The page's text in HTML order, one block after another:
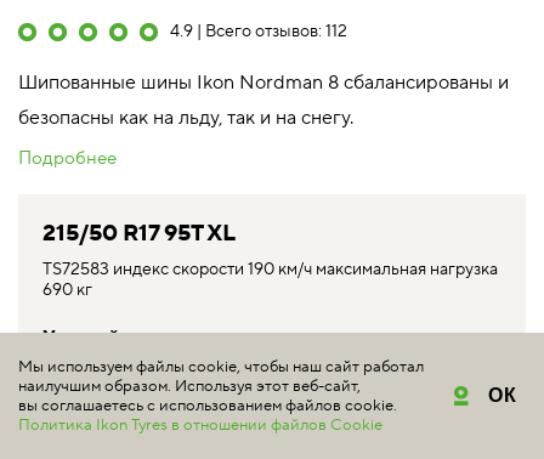
4.9 | Всего отзывов: 112
Шипованные шины Ikon Nordman 8 сбалансированы и
безопасны как на льду, так и на снегу.
Подробнее
215/50 R17 95T XL
TS72583 индекс скорости 190 км/ч максимальная нагрузка
690 кг
Уточняйте цену у продавцов
Снята с производства
КУПИТЬ
Мы используем файлы cookie, чтобы наш сайт работал
наилучшим образом. Используя этот веб-сайт,
вы соглашаетесь с использованием файлов cookie.
Политика Ikon Tyres в отношении файлов Cookie
ОК